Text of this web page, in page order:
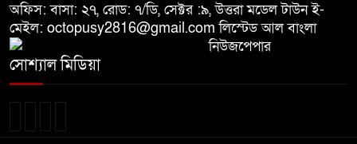
অফিস: বাসা: ২৭, রোড: ৭/ডি, সেক্টর :৯, উত্তরা মডেল টাউন ই-
মেইল: octopusy2816@gmail.comলিস্টেড আল বাংলা
নিউজপেপার
সোশ্যাল মিডিয়া